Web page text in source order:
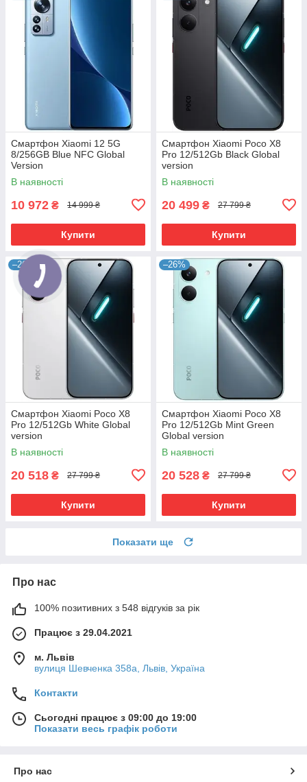
Смартфон Xiaomi 12 5G
8/256GB Blue NFC Global
Version
В наявності
10 972 ₴ 14 999 ₴
Купити
Смартфон Xiaomi Poco X8
Pro 12/512Gb Black Global
version
В наявності
20 499 ₴ 27 799 ₴
Купити
–26%
Смартфон Xiaomi Poco X8
Pro 12/512Gb White Global
version
В наявності
20 518 ₴ 27 799 ₴
Купити
–26%
Смартфон Xiaomi Poco X8
Pro 12/512Gb Mint Green
Global version
В наявності
20 528 ₴ 27 799 ₴
Купити
Показати ще
Про нас
100% позитивних з 548 відгуків за рік
Працює з 29.04.2021
м. Львів
вулиця Шевченка 358а, Львів, Україна
Контакти
Сьогодні працює з 09:00 до 19:00
Показати весь графік роботи
Про нас